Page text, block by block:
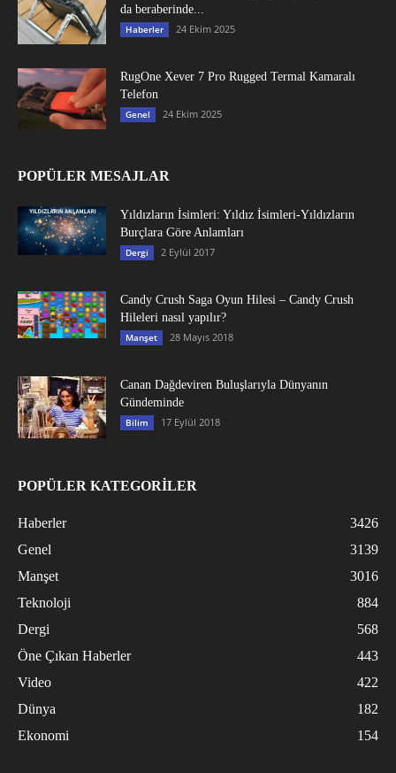
da beraberinde...
Haberler 24 Ekim 2025
RugOne Xever 7 Pro Rugged Termal Kamaralı
Telefon
Genel 24 Ekim 2025
POPÜLER MESAJLAR
Yıldızların İsimleri: Yıldız İsimleri-Yıldızların
Burçlara Göre Anlamları
Dergi 2 Eylül 2017
Candy Crush Saga Oyun Hilesi – Candy Crush
Hileleri nasıl yapılır?
Manşet 28 Mayıs 2018
Canan Dağdeviren Buluşlarıyla Dünyanın
Gündeminde
Bilim 17 Eylül 2018
POPÜLER KATEGORİLER
Haberler
3426
Genel
3139
Manşet
3016
Teknoloji
884
Dergi
568
Öne Çıkan Haberler
443
Video
422
Dünya
182
Ekonomi
154